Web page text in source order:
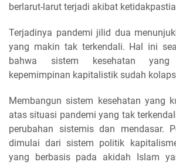
berlarut-larut terjadi akibat
Terjadinya pandemi jilid dua
yang makin tak terkendali. Hal ini
bahwa sistem kesehatan
kepemimpinan kapitalistik sudah
Membangun sistem kesehatan yang
atas situasi pandemi yang tak
perubahan sistemis dan mendasar.
dimulai dari sistem politik
yang berbasis pada akidah Islam